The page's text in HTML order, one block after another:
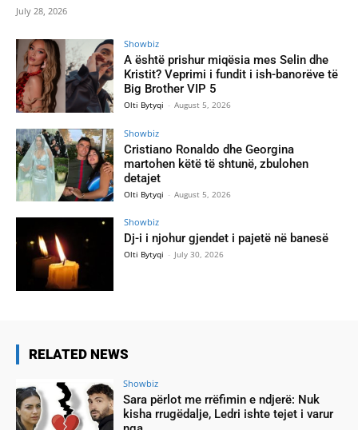
July 28, 2026
Showbiz
A është prishur miqësia mes Selin dhe
Kristit? Veprimi i fundit i ish-banorëve të
Big Brother VIP 5
Olti Bytyqi - August 5, 2026
Showbiz
Cristiano Ronaldo dhe Georgina
martohen këtë të shtunë, zbulohen
detajet
Olti Bytyqi - August 5, 2026
Showbiz
Dj-i i njohur gjendet i pajetë në banesë
Olti Bytyqi - July 30, 2026
RELATED NEWS
Showbiz
Sara përlot me rrëfimin e ndjerë: Nuk
kisha rrugëdalje, Ledri ishte tejet i varur